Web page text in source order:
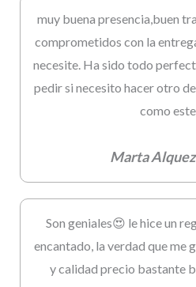
muy buena presencia,buen
comprometidos con la
necesite. Ha sido todo
pedir si necesito hacer otro
como
Marta
Son geniales😍 le hice un
encantado, la verdad que me
y calidad precio bastante